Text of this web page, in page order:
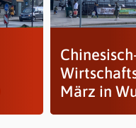
März in